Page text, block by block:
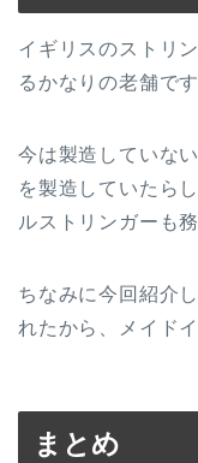
イギリスのストリ
るかなりの老舗です
今は製造していな
を製造していたら
ルストリンガーも
ちなみに今回紹介
れたから、メイド
まとめ